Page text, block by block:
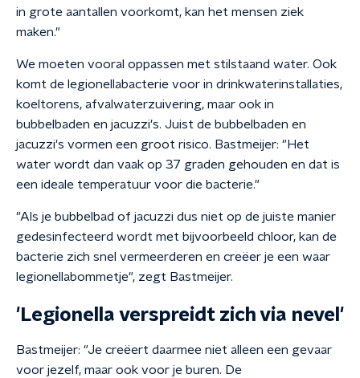
in grote aantallen voorkomt, kan het mensen ziek
maken."
We moeten vooral oppassen met stilstaand water. Ook
komt de legionellabacterie voor in drinkwaterinstallaties,
koeltorens, afvalwaterzuivering, maar ook in
bubbelbaden en jacuzzi's. Juist de bubbelbaden en
jacuzzi's vormen een groot risico. Bastmeijer: "Het
water wordt dan vaak op 37 graden gehouden en dat is
een ideale temperatuur voor die bacterie."
"Als je bubbelbad of jacuzzi dus niet op de juiste manier
gedesinfecteerd wordt met bijvoorbeeld chloor, kan de
bacterie zich snel vermeerderen en creëer je een waar
legionellabommetje", zegt Bastmeijer.
'Legionella verspreidt zich via nevel'
Bastmeijer: "Je creëert daarmee niet alleen een gevaar
voor jezelf, maar ook voor je buren. De